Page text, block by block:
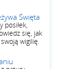
Święta
posiłek,
się, jak
wigilię.